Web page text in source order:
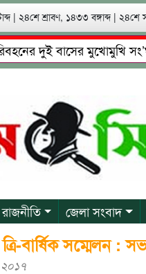
| ২৪শে শ্রাবণ, ১৪৩৩ বঙ্গাব্দ | ২৪শে
দুই বাসের মুখোমুখি
মাদকাসক্ত রিমালকে
রাজনীতি জেলা সংবাদ
বার্ষিক সম্মেলন :
২০১৭